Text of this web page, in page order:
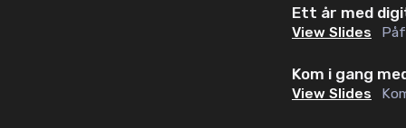
Ett år med
View Slides
Kom i gang
View Slides